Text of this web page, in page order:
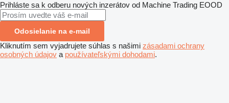
Prihláste sa k odberu nových inzerátov od Machine Trading EOOD
Odosielanie na e-mail
Kliknutím sem vyjadrujete súhlas s našimi zásadami ochrany
osobných údajov a používateľskými dohodami.